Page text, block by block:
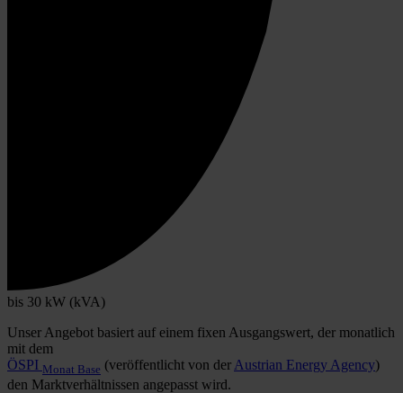
bis 30 kW (kVA)
Unser Angebot basiert auf einem fixen Ausgangswert, der monatlich
mit dem
ÖSPI Monat Base (veröffentlicht von der Austrian Energy Agency)
den Marktverhältnissen angepasst wird.